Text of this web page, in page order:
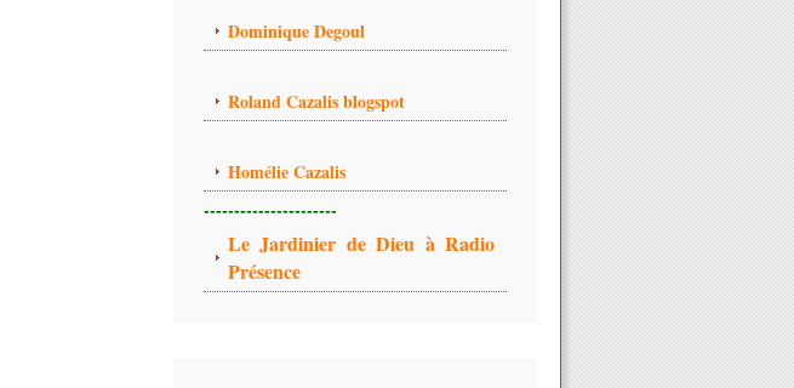
Dominique Degoul
Roland Cazalis blogspot
Homélie Cazalis
----------------------
Le Jardinier de Dieu à Radio
Présence